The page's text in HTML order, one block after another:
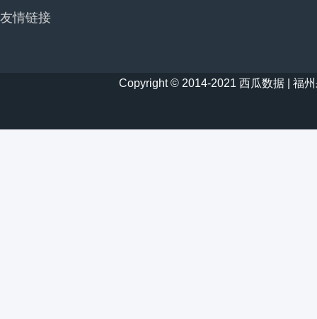
友情链接
Copyright © 2014-2021 西瓜数据 | 福